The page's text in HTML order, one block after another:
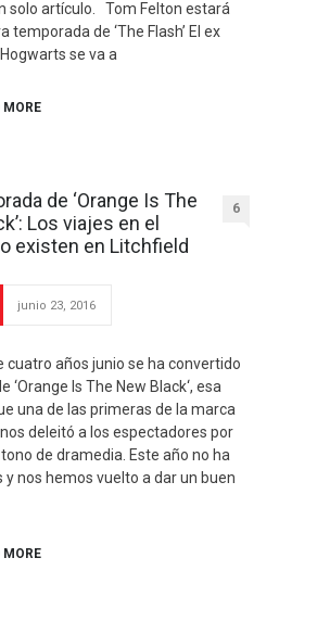
solo artículo. Tom Felton estará
temporada de ‘The Flash’ El ex
se va a
MORE
de ‘Orange Is The
Los viajes en el
existen en Litchfield
6
junio 23, 2016
cuatro años junio se ha convertido
‘Orange Is The New Black‘, esa
una de las primeras de la marca
deleitó a los espectadores por
de dramedia. Este año no ha
y nos hemos vuelto a dar un buen
MORE